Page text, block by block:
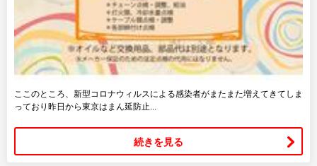
ここのところ、新型コロナウィルスによる感染者がまたまた増えてきてしま
っており昨日から東京はまん延防止...
続きを見る